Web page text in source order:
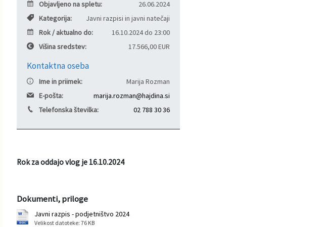
Objavljeno na spletu:
26.06.2024
Kategorija:
Javni razpisi in javni natečaji
Rok / aktualno do:
16.10.2024 do 23:00
Višina sredstev:
17.566,00 EUR
Kontaktna oseba
Ime in priimek:
Marija Rozman
E-pošta:
marija.rozman@hajdina.si
Telefonska številka:
02 788 30 36
Rok za oddajo vlog je 16.10.2024
Dokumenti, priloge
Javni razpis - podjetništvo 2024
Velikost datoteke: 76 KB
Informacije javnega značaja
Javni razpisi, natečaji, namere...
Občinski časopis Hajdinčan
Lokalne volitve